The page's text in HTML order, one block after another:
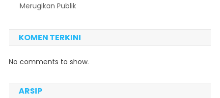
Merugikan Publik
KOMEN TERKINI
No comments to show.
ARSIP